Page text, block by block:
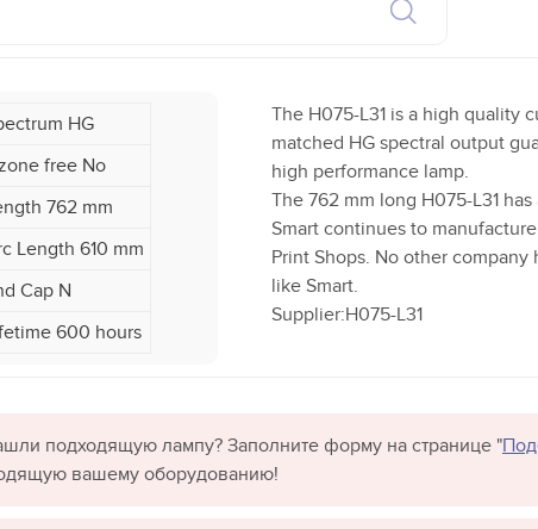
HG
free No
762 mm
Length 610 mm
Cap N
600 hours
The H075-L31 is a high quality
matched HG spectral output
high performance lamp.
The 762 mm long H075-L31
Smart continues to
Print Shops. No other
like Smart.
Supplier:H075-L31
подходящую лампу? Заполните форму на странице "
вашему оборудованию!